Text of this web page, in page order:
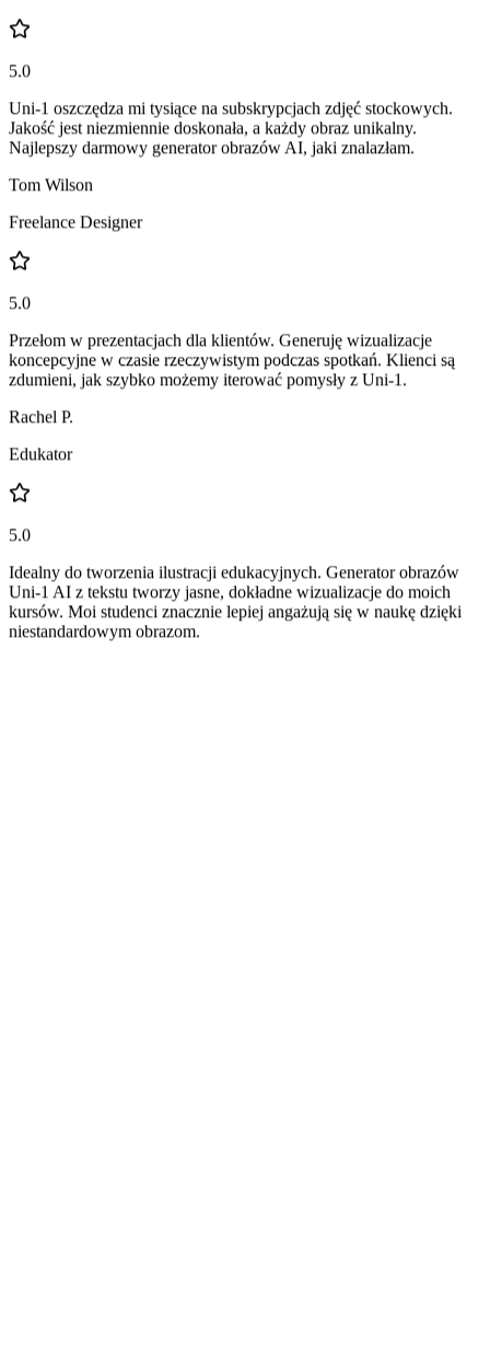
Amanda K.
5.0
Jakość jest niezmiennie doskonała, a każdy obraz unikalny.
Najlepszy darmowy generator obrazów AI, jaki znalazłam.
Tom Wilson
5.0
koncepcyjne w czasie rzeczywistym podczas spotkań. Klienci są
zdumieni, jak szybko możemy iterować pomysły z Uni-1.
Rachel P.
5.0
Idealny do tworzenia ilustracji edukacyjnych. Generator obrazów